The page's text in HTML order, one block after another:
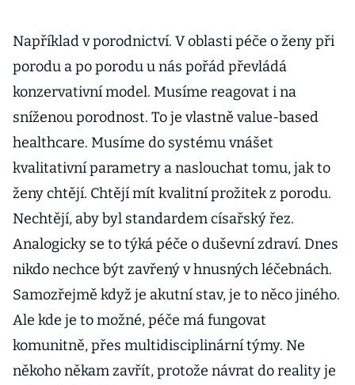
Například v porodnictví. V oblasti péče o ženy při
porodu a po porodu u nás pořád převládá
konzervativní model. Musíme reagovat i na
sníženou porodnost. To je vlastně value-based
healthcare. Musíme do systému vnášet
kvalitativní parametry a naslouchat tomu, jak to
ženy chtějí. Chtějí mít kvalitní prožitek z porodu.
Nechtějí, aby byl standardem císařský řez.
Analogicky se to týká péče o duševní zdraví. Dnes
nikdo nechce být zavřený v hnusných léčebnách.
Samozřejmě když je akutní stav, je to něco jiného.
Ale kde je to možné, péče má fungovat
komunitně, přes multidisciplinární týmy. Ne
někoho někam zavřít, protože návrat do reality je